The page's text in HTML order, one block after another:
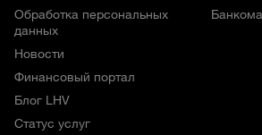
Обработка персональных
данных
Новости
Финансовый портал
Блог LHV
Статус услуг